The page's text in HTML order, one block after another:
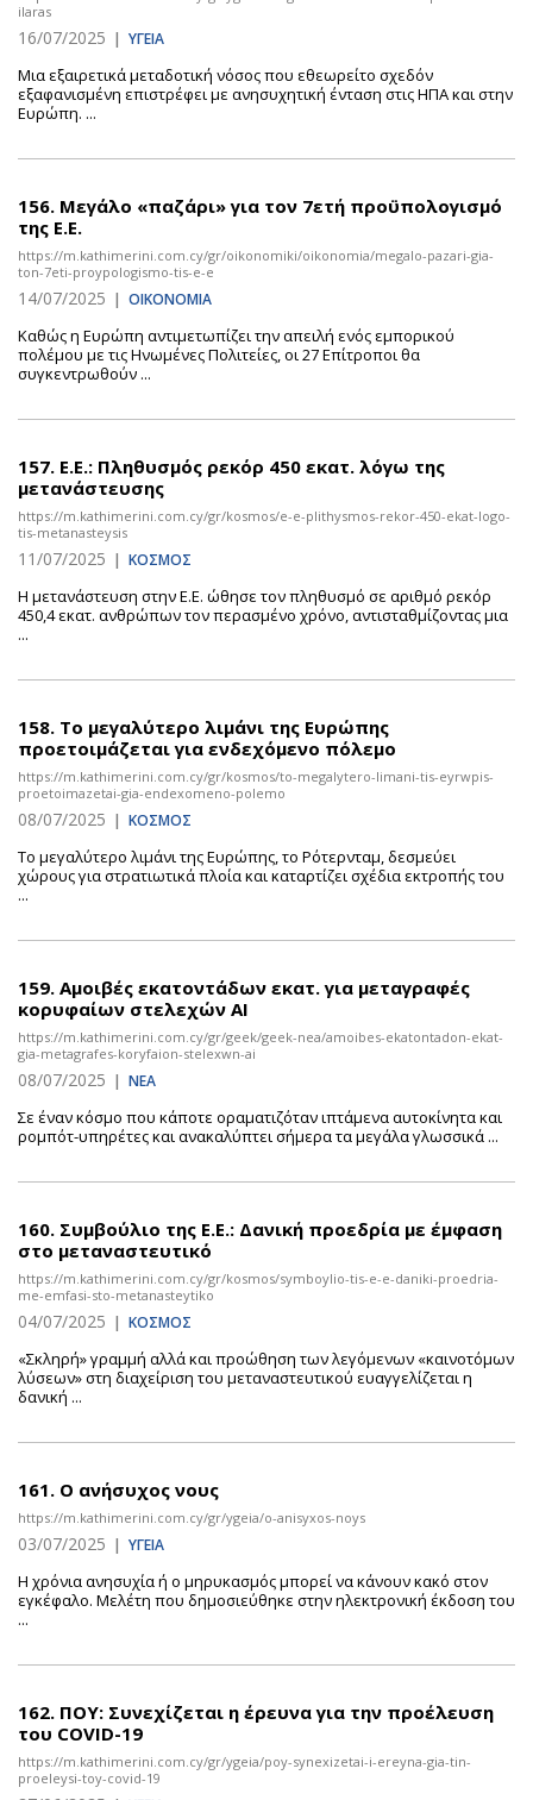
ilaras
16/07/2025 | ΥΓΕΙΑ
Μια εξαιρετικά μεταδοτική νόσος που εθεωρείτο σχεδόν
εξαφανισμένη επιστρέφει με ανησυχητική ένταση στις ΗΠΑ και στην
Ευρώπη. ...
156. Μεγάλο «παζάρι» για τον 7ετή προϋπολογισμό
της Ε.Ε.
https://m.kathimerini.com.cy/gr/oikonomiki/oikonomia/megalo-pazari-gia-
ton-7eti-proypologismo-tis-e-e
14/07/2025 | ΟΙΚΟΝΟΜΙΑ
Καθώς η Ευρώπη αντιμετωπίζει την απειλή ενός εμπορικού
πολέμου με τις Ηνωμένες Πολιτείες, οι 27 Επίτροποι θα
συγκεντρωθούν ...
157. Ε.Ε.: Πληθυσμός ρεκόρ 450 εκατ. λόγω της
μετανάστευσης
https://m.kathimerini.com.cy/gr/kosmos/e-e-plithysmos-rekor-450-ekat-logo-
tis-metanasteysis
11/07/2025 | ΚΟΣΜΟΣ
Η μετανάστευση στην Ε.Ε. ώθησε τον πληθυσμό σε αριθμό ρεκόρ
450,4 εκατ. ανθρώπων τον περασμένο χρόνο, αντισταθμίζοντας μια
...
158. Το μεγαλύτερο λιμάνι της Ευρώπης
προετοιμάζεται για ενδεχόμενο πόλεμο
https://m.kathimerini.com.cy/gr/kosmos/to-megalytero-limani-tis-eyrwpis-
proetoimazetai-gia-endexomeno-polemo
08/07/2025 | ΚΟΣΜΟΣ
Το μεγαλύτερο λιμάνι της Ευρώπης, το Ρότερνταμ, δεσμεύει
χώρους για στρατιωτικά πλοία και καταρτίζει σχέδια εκτροπής του
...
159. Αμοιβές εκατοντάδων εκατ. για μεταγραφές
κορυφαίων στελεχών AI
https://m.kathimerini.com.cy/gr/geek/geek-nea/amoibes-ekatontadon-ekat-
gia-metagrafes-koryfaion-stelexwn-ai
08/07/2025 | ΝΕΑ
Σε έναν κόσμο που κάποτε οραματιζόταν ιπτάμενα αυτοκίνητα και
ρομπότ-υπηρέτες και ανακαλύπτει σήμερα τα μεγάλα γλωσσικά ...
160. Συμβούλιο της Ε.Ε.: Δανική προεδρία με έμφαση
στο μεταναστευτικό
https://m.kathimerini.com.cy/gr/kosmos/symboylio-tis-e-e-daniki-proedria-
me-emfasi-sto-metanasteytiko
04/07/2025 | ΚΟΣΜΟΣ
«Σκληρή» γραμμή αλλά και προώθηση των λεγόμενων «καινοτόμων
λύσεων» στη διαχείριση του μεταναστευτικού ευαγγελίζεται η
δανική ...
161. Ο ανήσυχος νους
https://m.kathimerini.com.cy/gr/ygeia/o-anisyxos-noys
03/07/2025 | ΥΓΕΙΑ
Η χρόνια ανησυχία ή ο μηρυκασμός μπορεί να κάνουν κακό στον
εγκέφαλο. Μελέτη που δημοσιεύθηκε στην ηλεκτρονική έκδοση του
...
162. ΠΟΥ: Συνεχίζεται η έρευνα για την προέλευση
του COVID-19
https://m.kathimerini.com.cy/gr/ygeia/poy-synexizetai-i-ereyna-gia-tin-
proeleysi-toy-covid-19